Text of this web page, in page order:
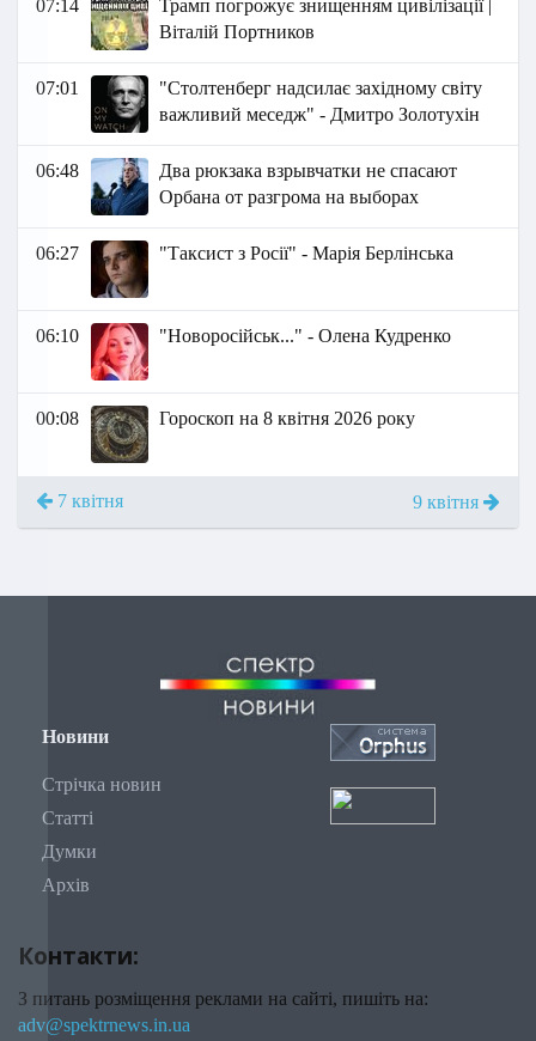
07:14
Трамп погрожує знищенням цивілізації |
Віталій Портников
07:01
"Столтенберг надсилає західному світу
важливий меседж" - Дмитро Золотухін
06:48
Два рюкзака взрывчатки не спасают
Орбана от разгрома на выборах
06:27 "Таксист з Росії" - Марія Берлінська
06:10 "Новоросійськ..." - Олена Кудренко
00:08 Гороскоп на 8 квітня 2026 року
7 квітня 9 квітня
Новини
Стрічка новин
Статті
Думки
Архів
Контакти:
З питань розміщення реклами на сайті, пишіть на:
adv@spektrnews.in.ua